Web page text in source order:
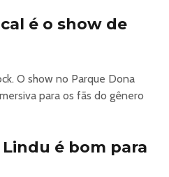
é o show de
O show no Parque Dona
para os fãs do gênero
é bom para